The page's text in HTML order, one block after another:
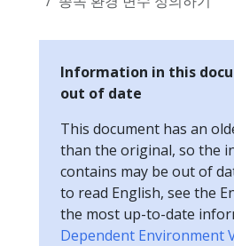
Information in this
out of date
This document has an
than the original, so the
contains may be out of
to read English, see the
the most up-to-date
Dependent Environment